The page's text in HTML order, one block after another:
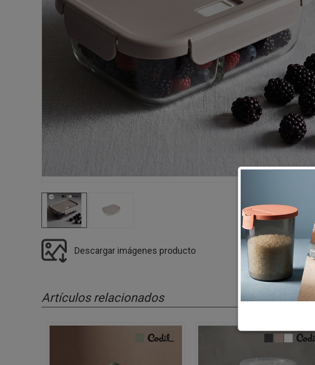
Descargar imágenes producto
Artículos relacionados